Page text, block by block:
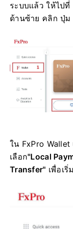
ระบบแล้ว ให้ไปที่
ด้านซ้าย คลิก ปุ่ม
ใน FxPro Wallet
เลือก"Local
Transfer" เพื่อเ